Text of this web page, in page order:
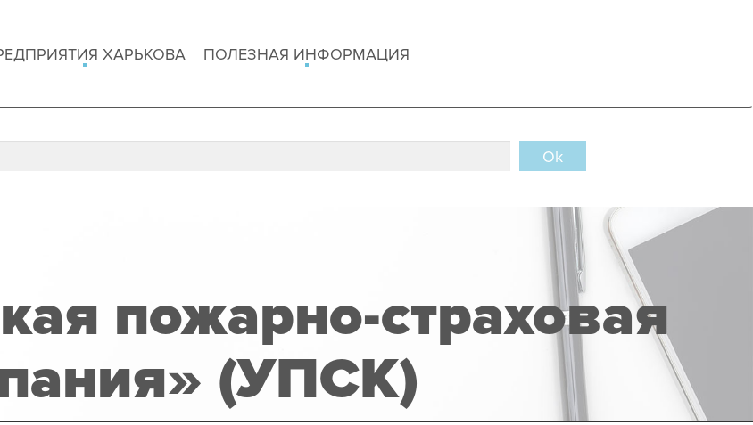
ХАРЬКОВА ПОЛЕЗНАЯ ИНФОРМАЦИЯ
Ok
пожарно-страховая
(УПСК)